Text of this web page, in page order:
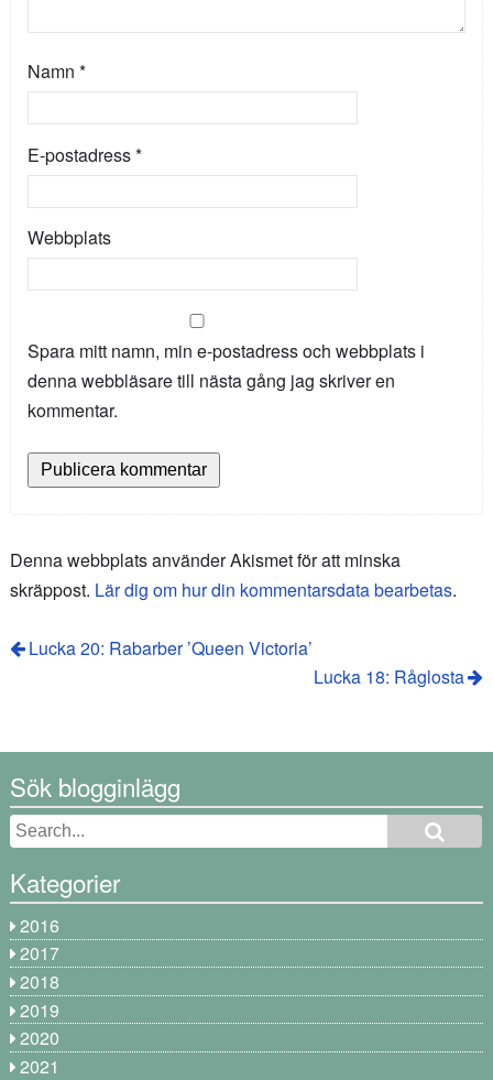
Namn *
E-postadress*
Webbplats
Spara mitt namn, min e-postadress och webbplats i
denna webbläsare till nästa gång jag skriver en
kommentar.
Denna webbplats använder Akismet för att minska
skräppost. Lär dig om hur din kommentarsdata bearbetas.
Lucka 20: Rabarber ’Queen Victoria’
Lucka 18: Råglosta
Sök blogginlägg
Kategorier
2016
2017
2018
2019
2020
2021